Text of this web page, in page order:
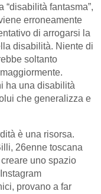
fantasma”,
erroneamente
di arrogarsi la
disabilità. Niente di
soltanto
ha una disabilità
che generalizza e
è una risorsa.
26enne toscana
uno spazio
provano a far